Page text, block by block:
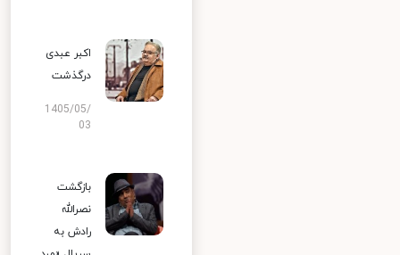
اکبر عبدی
درگذشت
1405/05/
03
بازگشت
نصرالله
رادش به